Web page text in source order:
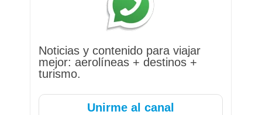
Noticias y contenido para viajar
mejor: aerolíneas + destinos +
turismo.
Unirme al canal